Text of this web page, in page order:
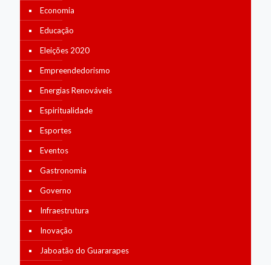
Economia
Educação
Eleições 2020
Empreendedorismo
Energias Renováveis
Espiritualidade
Esportes
Eventos
Gastronomia
Governo
Infraestrutura
Inovação
Jaboatão do Guararapes